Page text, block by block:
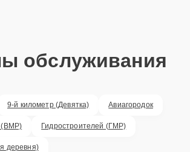
обслуживания
9-й километр (Девятка) Авиагородок
(ВМР) Гидростроителей (ГМР)
деревня)